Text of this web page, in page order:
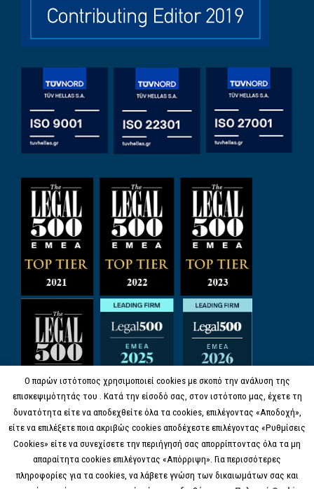
Ο παρών ιστότοπος χρησιμοποιεί cookies με σκοπό την ανάλυση της
επισκεψιμότητάς του . Κατά την είσοδό σας, στον ιστότοπο μας, έχετε τη
δυνατότητα είτε να αποδεχθείτε όλα τα cookies, επιλέγοντας «Αποδοχή»,
είτε να επιλέξετε ποια ακριβώς cookies αποδέχεστε επιλέγοντας «Ρυθμίσεις
Cookies» είτε να συνεχίσετε την περιήγησή σας απορρίπτοντας όλα τα μη
απαραίτητα cookies επιλέγοντας «Απόρριψη». Για περισσότερες
πληροφορίες για τα cookies, να λάβετε γνώση των δικαιωμάτων σας και